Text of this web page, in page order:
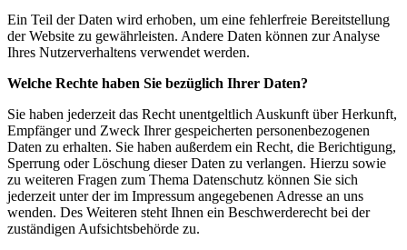
Ein Teil der Daten wird erhoben, um eine fehlerfreie Bereitstellung
der Website zu gewährleisten. Andere Daten können zur Analyse
Ihres Nutzerverhaltens verwendet werden.
Welche Rechte haben Sie bezüglich Ihrer Daten?
Sie haben jederzeit das Recht unentgeltlich Auskunft über Herkunft,
Empfänger und Zweck Ihrer gespeicherten personenbezogenen
Daten zu erhalten. Sie haben außerdem ein Recht, die Berichtigung,
Sperrung oder Löschung dieser Daten zu verlangen. Hierzu sowie
zu weiteren Fragen zum Thema Datenschutz können Sie sich
jederzeit unter der im Impressum angegebenen Adresse an uns
wenden. Des Weiteren steht Ihnen ein Beschwerderecht bei der
zuständigen Aufsichtsbehörde zu.